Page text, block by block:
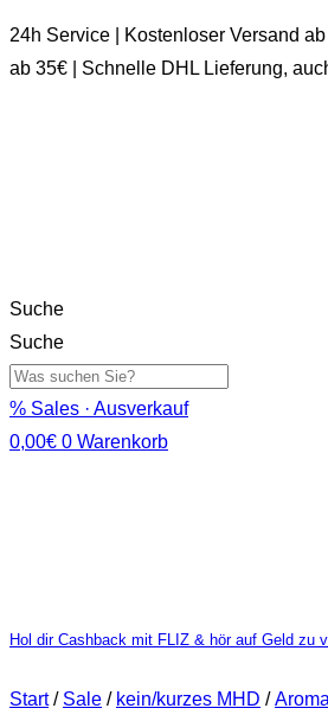
24h Service | Kostenloser Versand
ab 35€ | Schnelle DHL Lieferung,
Suche
Suche
% Sales · Ausverkauf
0,00€ 0 Warenkorb
Hol dir Cashback mit FLIZ & hör auf Geld zu
Start/ Sale / kein/kurzes MHD /Aroma